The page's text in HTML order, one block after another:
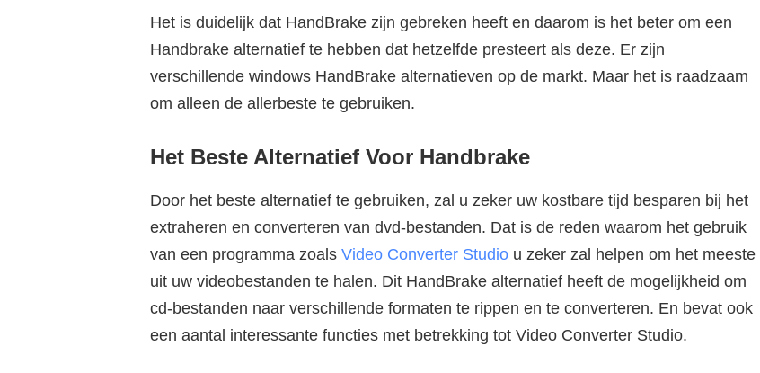
Het is duidelijk dat HandBrake zijn gebreken heeft en daarom is het beter om een
Handbrake alternatief te hebben dat hetzelfde presteert als deze. Er zijn
verschillende windows HandBrake alternatieven op de markt. Maar het is raadzaam
om alleen de allerbeste te gebruiken.
Het Beste Alternatief Voor Handbrake
Door het beste alternatief te gebruiken, zal u zeker uw kostbare tijd besparen bij het
extraheren en converteren van dvd-bestanden. Dat is de reden waarom het gebruik
van een programma zoals Video Converter Studio u zeker zal helpen om het meeste
uit uw videobestanden te halen. Dit HandBrake alternatief heeft de mogelijkheid om
cd-bestanden naar verschillende formaten te rippen en te converteren. En bevat ook
een aantal interessante functies met betrekking tot Video Converter Studio.